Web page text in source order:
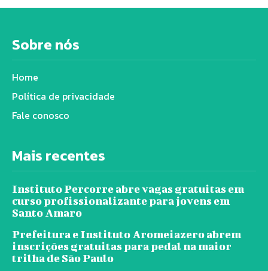
Sobre nós
Home
Política de privacidade
Fale conosco
Mais recentes
Instituto Percorre abre vagas gratuitas em
curso profissionalizante para jovens em
Santo Amaro
Prefeitura e Instituto Aromeiazero abrem
inscrições gratuitas para pedal na maior
trilha de São Paulo